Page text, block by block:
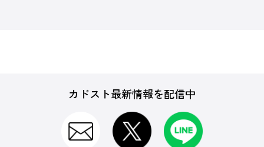
カドスト最新情報を配信中